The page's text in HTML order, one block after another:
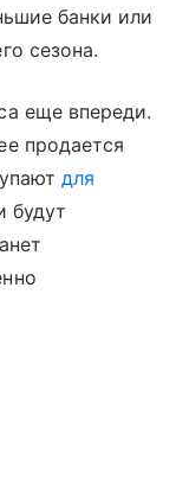
банки или
сезона.
еще впереди.
продается
для
будут